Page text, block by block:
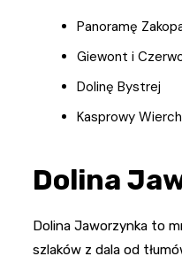
Panoramę
Giewont i
Dolinę Bystrej
Kasprowy
Dolina
Dolina Jaworzynka to
szlaków z dala od